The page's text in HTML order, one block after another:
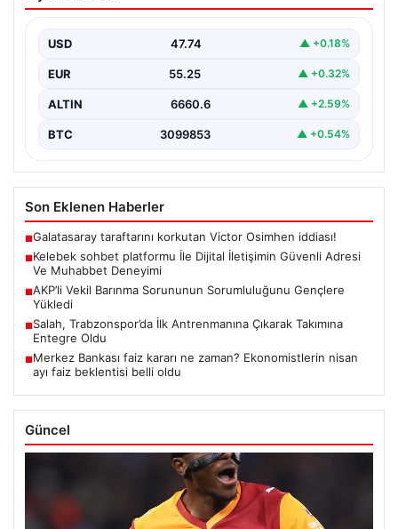
Sanal çağında insanların kaliteli bir biçimde iletişim
Halen pek…
USD 47.74 ▲ +0.18%
EUR 55.25 ▲ +0.32%
ALTIN 6660.6 ▲ +2.59%
BTC 3099853 ▲ +0.54%
Son Eklenen Haberler
■Galatasaray taraftarını korkutan Victor Osimhen iddiası!
■Kelebek sohbet platformu İle Dijital İletişimin Güvenli Adresi
Ve Muhabbet Deneyimi
■AKP’li Vekil Barınma Sorununun Sorumluluğunu Gençlere
Yükledi
■Salah, Trabzonspor’da İlk Antrenmanına Çıkarak Takımına
Entegre Oldu
■Merkez Bankası faiz kararı ne zaman? Ekonomistlerin nisan
ayı faiz beklentisi belli oldu
Güncel